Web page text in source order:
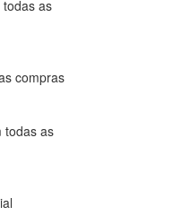
todas as
compras
todas as